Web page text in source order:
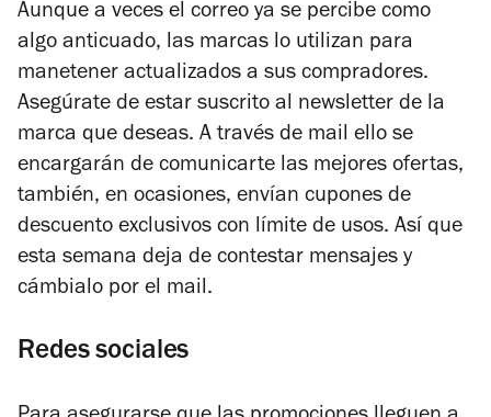
Aunque a veces el correo ya se percibe como
algo anticuado, las marcas lo utilizan para
manetener actualizados a sus compradores.
Asegúrate de estar suscrito al newsletter de la
marca que deseas. A través de mail ello se
encargarán de comunicarte las mejores ofertas,
también, en ocasiones, envían cupones de
descuento exclusivos con límite de usos. Así que
esta semana deja de contestar mensajes y
cámbialo por el mail.
Redes sociales